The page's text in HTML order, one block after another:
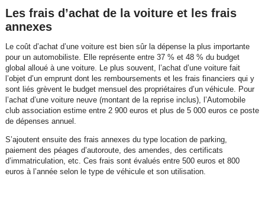
Les frais d’achat de la voiture et les frais
annexes
Le coût d’achat d’une voiture est bien sûr la dépense la plus importante
pour un automobiliste. Elle représente entre 37 % et 48 % du budget
global alloué à une voiture. Le plus souvent, l’achat d’une voiture fait
l’objet d’un emprunt dont les remboursements et les frais financiers qui y
sont liés grèvent le budget mensuel des propriétaires d’un véhicule. Pour
l’achat d’une voiture neuve (montant de la reprise inclus), l’Automobile
club association estime entre 2 900 euros et plus de 5 000 euros ce poste
de dépenses annuel.
S’ajoutent ensuite des frais annexes du type location de parking,
paiement des péages d’autoroute, des amendes, des certificats
d’immatriculation, etc. Ces frais sont évalués entre 500 euros et 800
euros à l’année selon le type de véhicule et son utilisation.